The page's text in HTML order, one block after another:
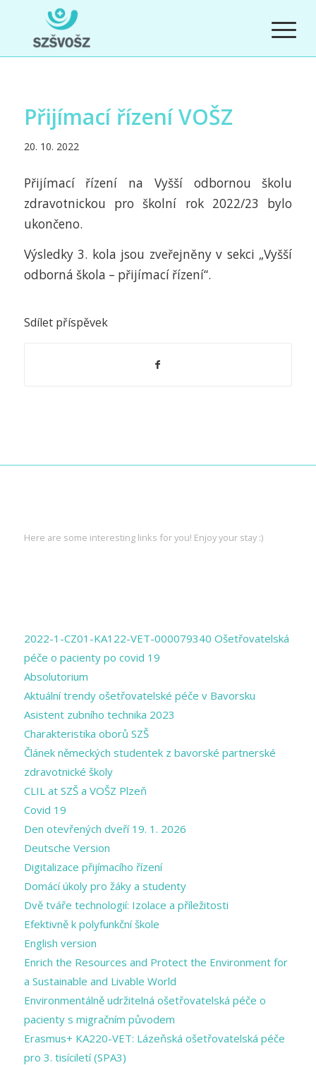
Přijímací řízení VOŠZ
20. 10. 2022
Přijímací řízení na Vyšší odbornou školu
zdravotnickou pro školní rok 2022/23 bylo
ukončeno.
Výsledky 3. kola jsou zveřejněny v sekci „Vyšší
odborná škola – přijímací řízení“.
Sdílet příspěvek
Here are some interesting links for you! Enjoy your stay :)
2022-1-CZ01-KA122-VET-000079340 Ošetřovatelská
péče o pacienty po covid 19
Absolutorium
Aktuální trendy ošetřovatelské péče v Bavorsku
Asistent zubního technika 2023
Charakteristika oborů SZŠ
Článek německých studentek z bavorské partnerské
zdravotnické školy
CLIL at SZŠ a VOŠZ Plzeň
Covid 19
Den otevřených dveří 19. 1. 2026
Deutsche Version
Digitalizace přijímacího řízení
Domácí úkoly pro žáky a studenty
Dvě tváře technologií: Izolace a příležitosti
Efektivně k polyfunkční škole
English version
Enrich the Resources and Protect the Environment for
a Sustainable and Livable World
Environmentálně udržitelná ošetřovatelská péče o
pacienty s migračním původem
Erasmus+ KA220-VET: Lázeňská ošetřovatelská péče
pro 3. tisíciletí (SPA3)